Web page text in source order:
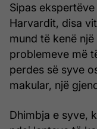
Sipas
Harvardit, disa
mund të kenë
problemeve më
perdes së syve
makular, një
Dhimbja e syve,